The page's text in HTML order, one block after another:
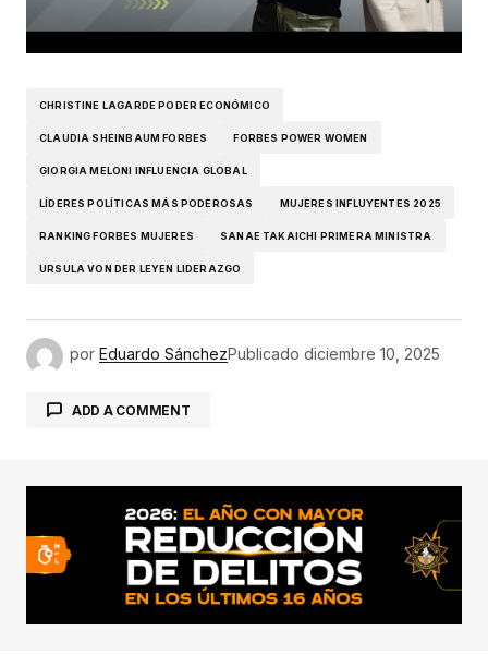
CHRISTINE LAGARDE PODER ECONÓMICO
CLAUDIA SHEINBAUM FORBES FORBES POWER WOMEN
GIORGIA MELONI INFLUENCIA GLOBAL
LÍDERES POLÍTICAS MÁS PODEROSAS MUJERES INFLUYENTES 2025
RANKING FORBES MUJERES SANAE TAKAICHI PRIMERA MINISTRA
URSULA VON DER LEYEN LIDERAZGO
por Eduardo SánchezPublicado diciembre 10, 2025
ADD A COMMENT
conectado